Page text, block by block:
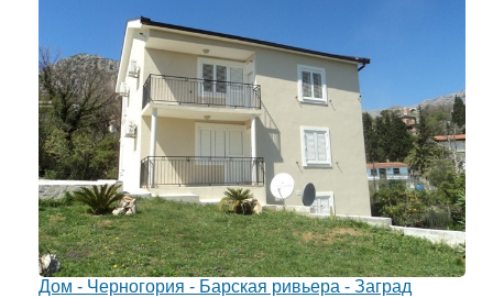
Дом - Черногория - Барская ривьера - Заград